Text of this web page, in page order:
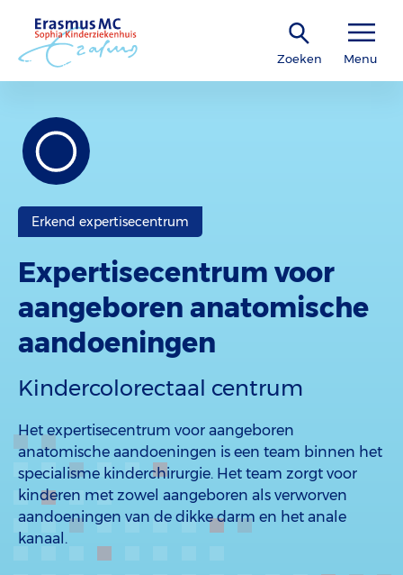
Zoeken Menu
Erkend expertisecentrum
Expertisecentrum voor
aangeboren anatomische
aandoeningen
Kindercolorectaal centrum
Het expertisecentrum voor aangeboren
anatomische aandoeningen is een team binnen het
specialisme kinderchirurgie. Het team zorgt voor
kinderen met zowel aangeboren als verworven
aandoeningen van de dikke darm en het anale
kanaal.